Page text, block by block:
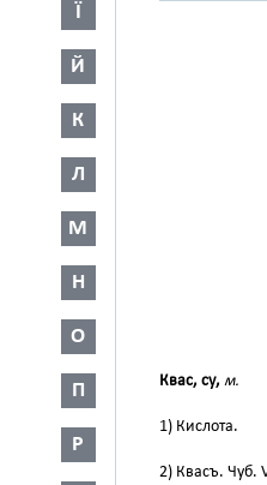
Ї
Й
К
Л
М
Н
О
П
Р
Квас, су, м.
1) Кислота.
2) Квасъ. Чуб.